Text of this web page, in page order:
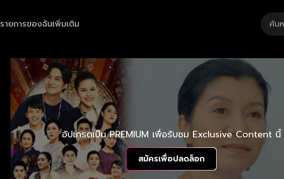
รายการของฉันเพิ่มเติม
อัปเกรดเป็น PREMIUM เพื่อรับชม Exclusive Content นี้
สมัครเพื่อปลดล็อก